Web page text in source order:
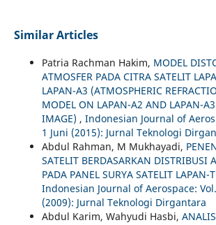
Similar Articles
Patria Rachman Hakim, MODEL
ATMOSFER PADA CITRA SATELIT
LAPAN-A3 (ATMOSPHERIC
MODEL ON LAPAN-A2 AND LAPAN-A3
IMAGE) , Indonesian Journal of
1 Juni (2015): Jurnal Teknologi
Abdul Rahman, M Mukhayadi,
SATELIT BERDASARKAN DISTRIBUSI
PADA PANEL SURYA SATELIT LAPAN-
Indonesian Journal of Aerospace:
(2009): Jurnal Teknologi Dirgantara
Abdul Karim, Wahyudi Hasbi,